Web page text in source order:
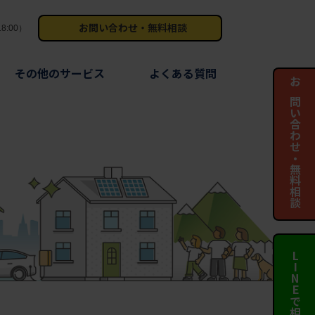
） お問い合わせ・無料相談
その他のサービス よくある質問
お問い合わせ・無料相談